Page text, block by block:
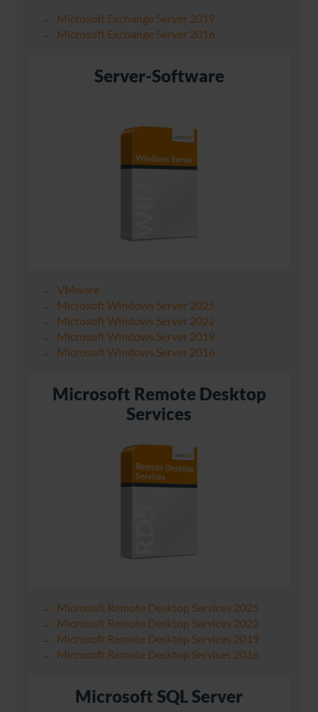
Microsoft Exchange Server 2019
Microsoft Exchange Server 2016
Server-Software
VMware
Microsoft Windows Server 2025
Microsoft Windows Server 2022
Microsoft Windows Server 2019
Microsoft Windows Server 2016
Microsoft Remote Desktop
Services
Microsoft Remote Desktop Services 2025
Microsoft Remote Desktop Services 2022
Microsoft Remote Desktop Services 2019
Microsoft Remote Desktop Services 2016
Microsoft SQL Server